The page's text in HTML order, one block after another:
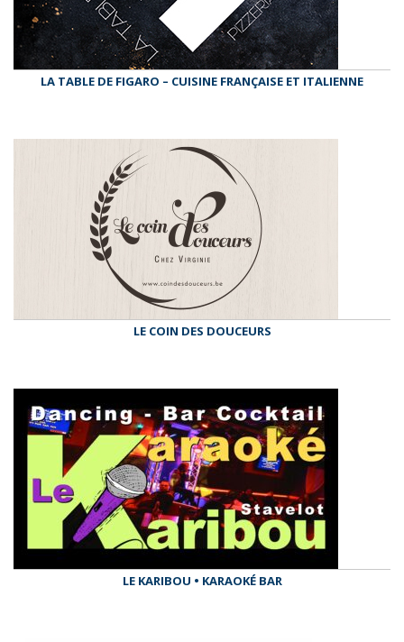
LA TABLE DE FIGARO – CUISINE FRANÇAISE ET ITALIENNE
LE COIN DES DOUCEURS
LE KARIBOU • KARAOKÉ BAR